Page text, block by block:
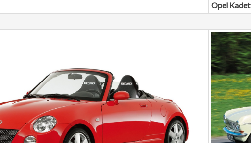
Opel